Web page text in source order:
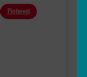
Pinterest